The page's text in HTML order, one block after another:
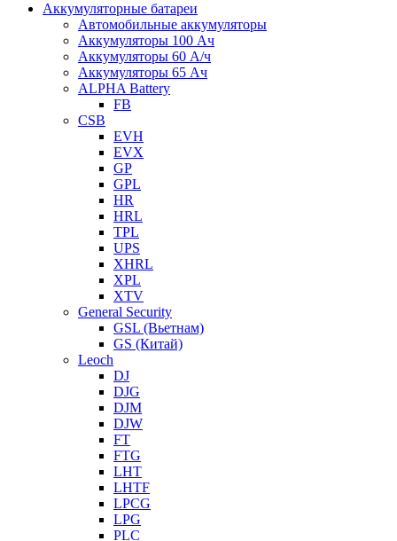
Аккумуляторные батареи
Автомобильные аккумуляторы
Аккумуляторы 100 Ач
Аккумуляторы 60 А/ч
Аккумуляторы 65 Ач
ALPHA Battery
FB
CSB
EVH
EVX
GP
GPL
HR
HRL
TPL
UPS
XHRL
XPL
XTV
General Security
GSL (Вьетнам)
GS (Китай)
Leoch
DJ
DJG
DJM
DJW
FT
FTG
LHT
LHTF
LPCG
LPG
PLC